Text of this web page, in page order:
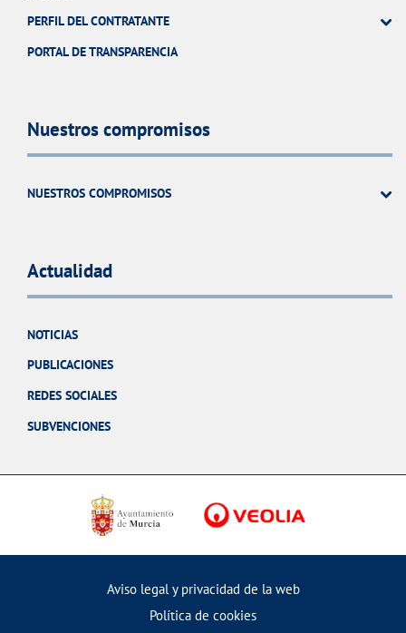
PERFIL DEL CONTRATANTE
PORTAL DE TRANSPARENCIA
Nuestros compromisos
NUESTROS COMPROMISOS
Actualidad
NOTICIAS
PUBLICACIONES
REDES SOCIALES
SUBVENCIONES
Aviso legal y privacidad de la web
Política de cookies